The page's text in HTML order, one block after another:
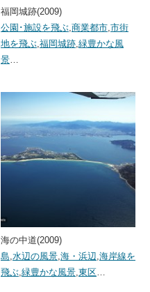
福岡城跡(2009)
公園･施設を飛ぶ,商業都市,市街
地を飛ぶ,福岡城跡,緑豊かな風
景…
海の中道(2009)
島,水辺の風景,海・浜辺,海岸線を
飛ぶ,緑豊かな風景,東区…